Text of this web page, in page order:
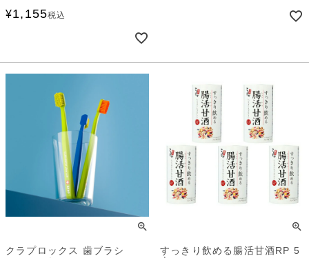
¥1,155税込
クラプロックス 歯ブラシ
すっきり飲める腸活甘酒RP 5